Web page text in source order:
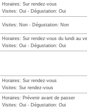
Horaires: Sur rendez-vous
Visites: Oui - Dégustation: Oui
Visites: Non - Dégustation: Non
Horaires: Sur rendez-vous du lundi au
Visites: Oui - Dégustation: Oui
Horaires: Sur rendez-vous
Visites: Sur rendez-vous
Horaires: Prévenir avant de passer
Visites: Oui - Dégustation: Oui